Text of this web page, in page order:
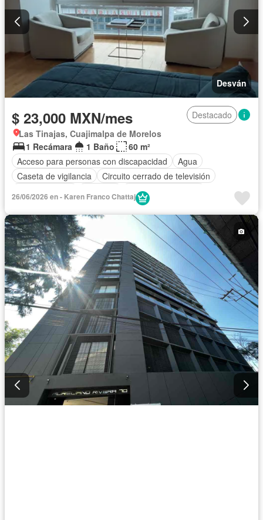
Desván
$ 23,000 MXN/mes
Destacado
Las Tinajas, Cuajimalpa de Morelos
1 Recámara
1 Baño
60 m²
Acceso para personas con discapacidad
Agua
Caseta de vigilancia
Circuito cerrado de televisión
Cuarto de Limpieza
Estacionamiento
Recámara con closet
Seguridad
Wifi
Completamente amueblado
26/06/2026 en - Karen Franco Chattaj